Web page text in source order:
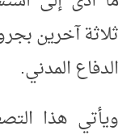
ثلاثة آخرين
الدفاع المدني.
ويأتي هذا